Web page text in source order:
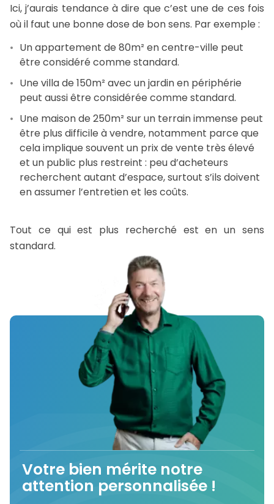
Ici, j’aurais tendance à dire que c’est une de ces fois
où il faut une bonne dose de bon sens. Par exemple :
Un appartement de 80m² en centre-ville peut
être considéré comme standard.
Une villa de 150m² avec un jardin en périphérie
peut aussi être considérée comme standard.
Une maison de 250m² sur un terrain immense peut
être plus difficile à vendre, notamment parce que
cela implique souvent un prix de vente très élevé
et un public plus restreint : peu d’acheteurs
recherchent autant d’espace, surtout s’ils doivent
en assumer l’entretien et les coûts.
Tout ce qui est plus recherché est en un sens
standard.
Votre bien mérite notre
attention personnalisée !